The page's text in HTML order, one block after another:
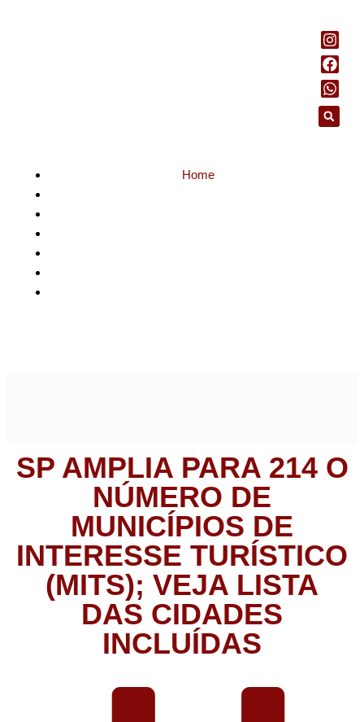
Home
SP AMPLIA PARA 214 O
NÚMERO DE
MUNICÍPIOS DE
INTERESSE TURÍSTICO
(MITS); VEJA LISTA
DAS CIDADES
INCLUÍDAS